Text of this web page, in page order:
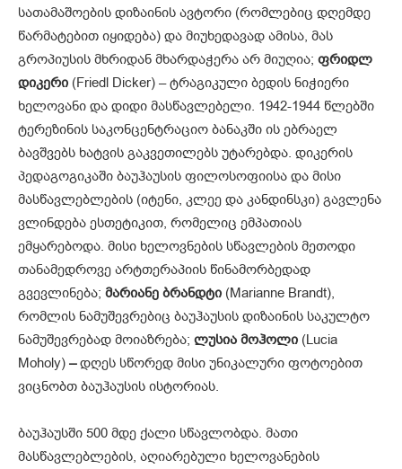
სათამაშოების დიზაინის ავტორი (რომლებიც დღემდე
წარმატებით იყიდება) და მიუხედავად ამისა, მას
გროპიუსის მხრიდან მხარდაჭერა არ მიუღია; ფრიდლ
დიკერი (Friedl Dicker) – ტრაგიკული ბედის ნიჭიერი
ხელოვანი და დიდი მასწავლებელი. 1942-1944 წლებში
ტერეზინის საკონცენტრაციო ბანაკში ის ებრაელ
ბავშვებს ხატვის გაკვეთილებს უტარებდა. დიკერის
პედაგოგიკაში ბაუჰაუსის ფილოსოფიისა და მისი
მასწავლებლების (იტენი, კლეე და კანდინსკი) გავლენა
ვლინდება ესთეტიკით, რომელიც ემპათიას
ემყარებოდა. მისი ხელოვნების სწავლების მეთოდი
თანამედროვე არტთერაპიის წინამორბედად
გვევლინება; მარიანე ბრანდტი (Marianne Brandt),
რომლის ნამუშევრებიც ბაუჰაუსის დიზაინის საკულტო
ნამუშევრებად მოიაზრება; ლუსია მოჰოლი (Lucia
Moholy) –დღეს სწორედ მისი უნიკალური ფოტოებით
ვიცნობთ ბაუჰაუსის ისტორიას.
ბაუჰაუსში 500 მდე ქალი სწავლობდა. მათი
მასწავლებლების, აღიარებული ხელოვანების